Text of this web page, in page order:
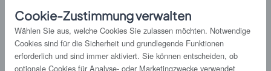
Empfohlene Lösungen
Cookie-Zustimmung verwalten
Wählen Sie aus, welche Cookies Sie zulassen möchten. Notwendige
Cookies sind für die Sicherheit und grundlegende Funktionen
erforderlich und sind immer aktiviert. Sie können entscheiden, ob
optionale Cookies für Analyse- oder Marketingzwecke verwendet